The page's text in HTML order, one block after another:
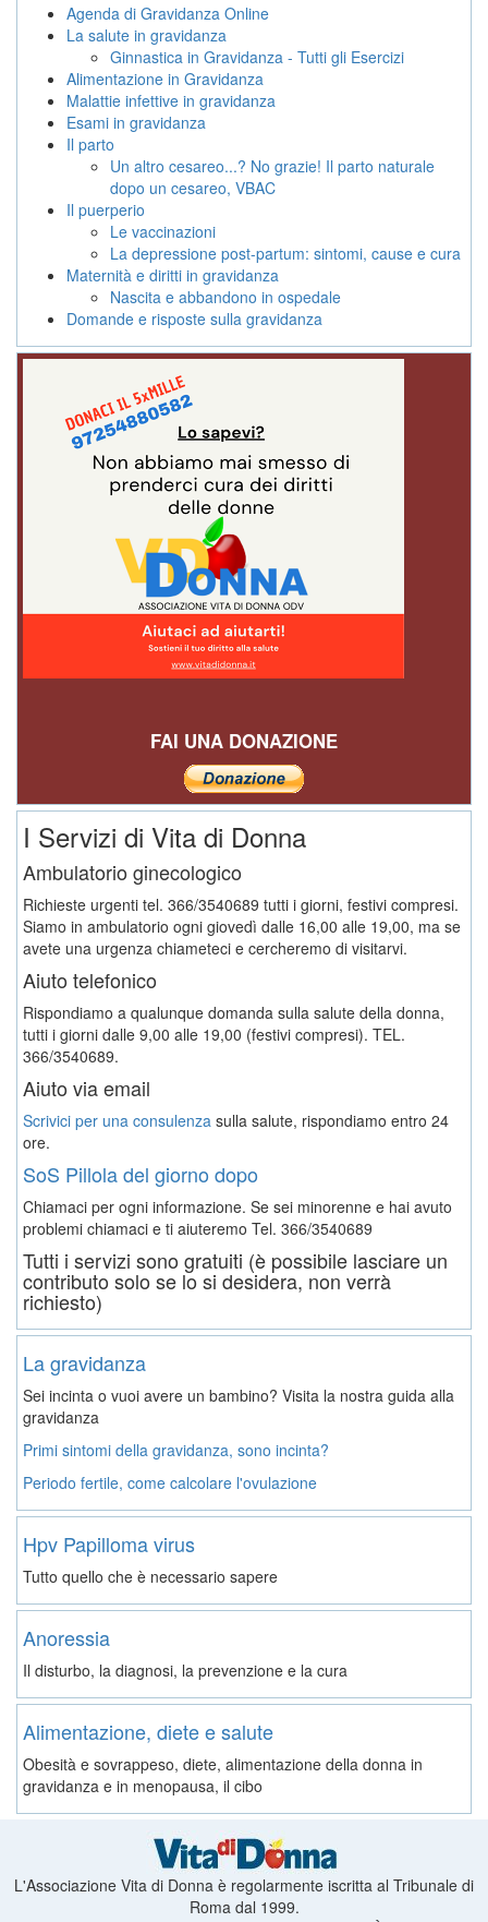
Agenda di Gravidanza Online
La salute in gravidanza
Ginnastica in Gravidanza - Tutti gli Esercizi
Alimentazione in Gravidanza
Malattie infettive in gravidanza
Esami in gravidanza
Il parto
Un altro cesareo...? No grazie! Il parto naturale
dopo un cesareo, VBAC
Il puerperio
Le vaccinazioni
La depressione post-partum: sintomi, cause e cura
Maternità e diritti in gravidanza
Nascita e abbandono in ospedale
Domande e risposte sulla gravidanza
FAI UNA DONAZIONE
I Servizi di Vita di Donna
Ambulatorio ginecologico
Richieste urgenti tel. 366/3540689 tutti i giorni, festivi compresi.
Siamo in ambulatorio ogni giovedì dalle 16,00 alle 19,00, ma se
avete una urgenza chiameteci e cercheremo di visitarvi.
Aiuto telefonico
Rispondiamo a qualunque domanda sulla salute della donna,
tutti i giorni dalle 9,00 alle 19,00 (festivi compresi). TEL.
366/3540689.
Aiuto via email
Scrivici per una consulenza sulla salute, rispondiamo entro 24
ore.
SoS Pillola del giorno dopo
Chiamaci per ogni informazione. Se sei minorenne e hai avuto
problemi chiamaci e ti aiuteremo Tel. 366/3540689
Tutti i servizi sono gratuiti (è possibile lasciare un
contributo solo se lo si desidera, non verrà
richiesto)
La gravidanza
Sei incinta o vuoi avere un bambino? Visita la nostra guida alla
gravidanza
Primi sintomi della gravidanza, sono incinta?
Periodo fertile, come calcolare l'ovulazione
Hpv Papilloma virus
Tutto quello che è necessario sapere
Anoressia
Il disturbo, la diagnosi, la prevenzione e la cura
Alimentazione, diete e salute
Obesità e sovrappeso, diete, alimentazione della donna in
gravidanza e in menopausa, il cibo
L'Associazione Vita di Donna è regolarmente iscritta al Tribunale di
Roma dal 1999.